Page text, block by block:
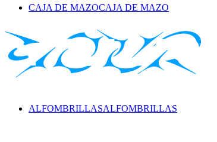
CAJA DE MAZOCAJA DE MAZO
ALFOMBRILLASALFOMBRILLAS